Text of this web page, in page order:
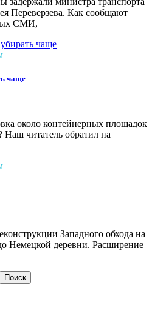
Переверзева. Как сообщают
СМИ,
чаще
около контейнерных площадок
Наш читатель обратил на
Западного обхода на
Немецкой деревни. Расширение